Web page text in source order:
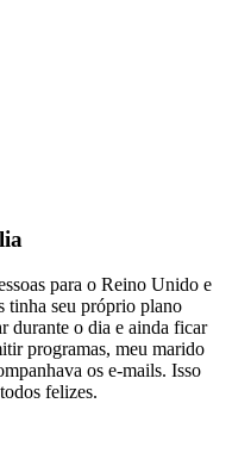
para o Reino Unido e
tinha seu próprio plano
durante o dia e ainda ficar
programas, meu marido
os e-mails. Isso
felizes.